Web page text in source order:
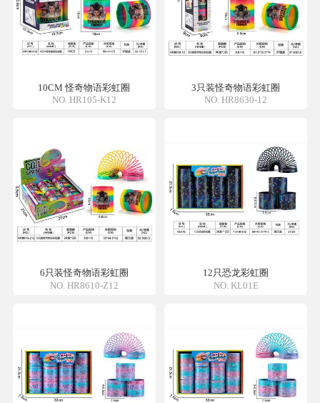
10CM 怪奇物语彩虹圈
NO. HR105-K12
3只装怪奇物语彩虹圈
NO. HR8630-12
6只装怪奇物语彩虹圈
NO. HR8610-Z12
12只恐龙彩虹圈
NO. KL01E